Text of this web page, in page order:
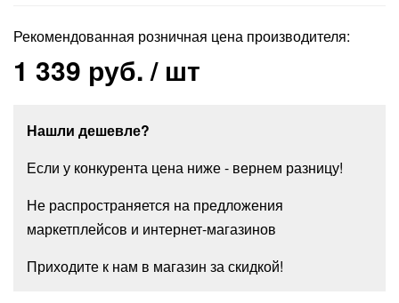
Рекомендованная розничная цена производителя:
1 339 руб./ шт
Нашли дешевле?
Если у конкурента цена ниже - вернем разницу!
Не распространяется на предложения
маркетплейсов и интернет-магазинов
Приходите к нам в магазин за скидкой!